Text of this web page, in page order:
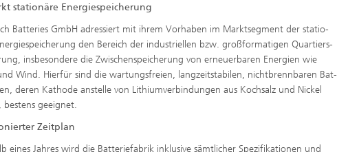
stationäre Energiespeicherung
Batteries GmbH adressiert mit ihrem Vorhaben im Marktsegment der statio­
den Bereich der industriellen bzw. großformatigen Quartiers­
insbesondere die Zwischenspei­cherung von erneuerbaren Energien wie
Wind. Hierfür sind die wartungs­freien, langzeitstabilen, nichtbrennbaren Bat­
deren Kathode anstelle von Lithiumverbindungen aus Kochsalz und Nickel
bestens geeignet.
Zeitplan
eines Jahres wird die Batteriefabrik inklusive sämtlicher Spezifikationen und